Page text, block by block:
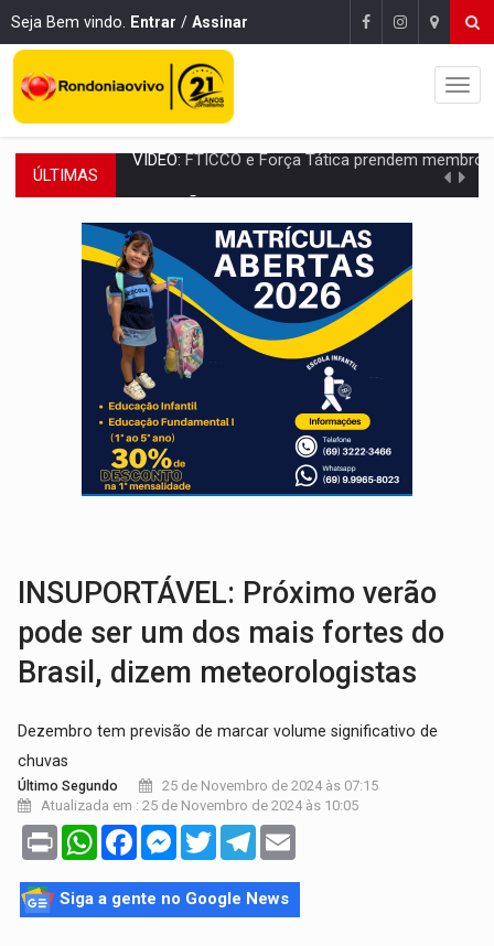
Seja Bem vindo. Entrar / Assinar
ÚLTIMAS Prefeitura fortalece parceria com a APAE para ampliar ações
DEFESA:Exército testa inovações no combate a drones durante
TEMAS SOCIOAMBIENTAIS:Em Itapuã do Oeste, CINEMAZÔNIA leva cinema
PREVISÃO: Interior de Rondônia terá sábado (8) de calor
INFRAESTRUTURA:Após quase 30 anos de espera, asfalto chega ao
A ILHA: Coreografia de Rondônia estreia na programação do Festival de
ELEIÇÕES 2026: Sgt. Mouza esclarece 'erro de digitação' em declaração de
JUDICIÁRIO: Sinjur parabeniza servidores pelo adicional de incentivo com
VÍDEO:
INSUPORTÁVEL: Próximo verão
pode ser um dos mais fortes do
Brasil, dizem meteorologistas
Dezembro tem previsão de marcar volume significativo de
chuvas
Último Segundo
25 de Novembro de 2024 às 07:15
Atualizada em : 25 de Novembro de 2024 às 10:05
Print WhatsAppFacebookMessenger
TwitterTelegram
Siga a gente no Google News